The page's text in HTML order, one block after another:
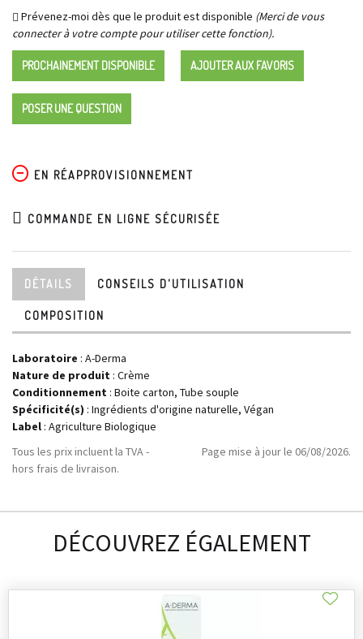
Prévenez-moi dès que le produit est disponible (Merci de vous
connecter à votre compte pour utiliser cette fonction).
PROCHAINEMENT DISPONIBLE AJOUTER AUX FAVORIS
POSER UNE QUESTION
EN RÉAPPROVISIONNEMENT
COMMANDE EN LIGNE SÉCURISÉE
DÉTAILS CONSEILS D'UTILISATION
COMPOSITION
Laboratoire : A-Derma
Nature de produit : Crème
Conditionnement : Boite carton, Tube souple
Spécificité(s) : Ingrédients d'origine naturelle, Végan
Label : Agriculture Biologique
Tous les prix incluent la TVA -
hors frais de livraison.
Page mise à jour le 06/08/2026.
DÉCOUVREZ ÉGALEMENT